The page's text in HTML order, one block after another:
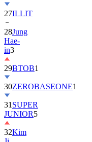
27ILLIT
28Jung
Hae-
in3
29BTOB1
30ZEROBASEONE1
31 SUPER
JUNIOR5
32Kim